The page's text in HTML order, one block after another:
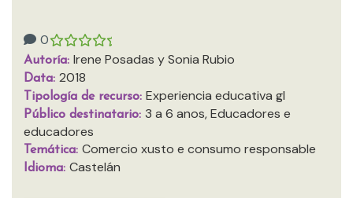
0
Autoría: Irene Posadas y Sonia Rubio
Data: 2018
Tipología de recurso: Experiencia educativa gl
Público destinatario: 3 a 6 anos, Educadores e
educadores
Temática: Comercio xusto e consumo responsable
Idioma: Castelán